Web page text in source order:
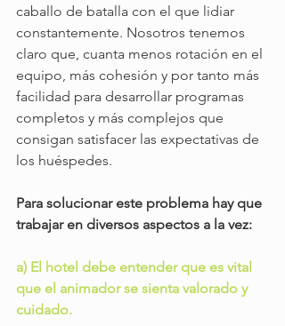
caballo de batalla con el que lidiar
constantemente. Nosotros tenemos
claro que, cuanta menos rotación en el
equipo, más cohesión y por tanto más
facilidad para desarrollar programas
completos y más complejos que
consigan satisfacer las expectativas de
los huéspedes.
Para solucionar este problema hay que
trabajar en diversos aspectos a la vez:
a) El hotel debe entender que es vital
que el animador se sienta valorado y
cuidado.